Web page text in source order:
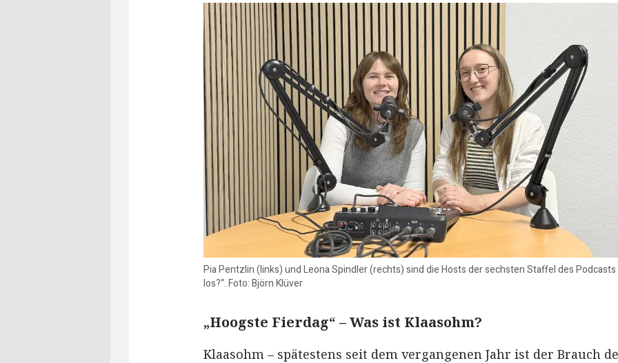
Pia Pentzlin (links) und Leona Spindler (rechts) sind die Hosts der sechsten Staffel des Podcasts
los?“. Foto: Björn Klüver
„Hoogste Fierdag“ – Was ist Klaasohm?
Klaasohm – spätestens seit dem vergangenen Jahr ist der Brauch